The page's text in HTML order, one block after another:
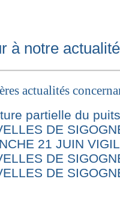
à notre actualité
actualités
partielle du
DE
21 JUIN
DE
DE